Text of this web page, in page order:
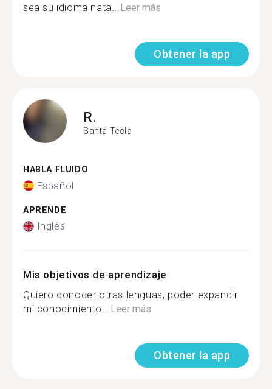
sea su idioma nata...Leer más
Obtener la app
R.
Santa Tecla
HABLA FLUIDO
Español
APRENDE
Inglés
Mis objetivos de aprendizaje
Quiero conocer otras lenguas, poder expandir
mi conocimiento...Leer más
Obtener la app